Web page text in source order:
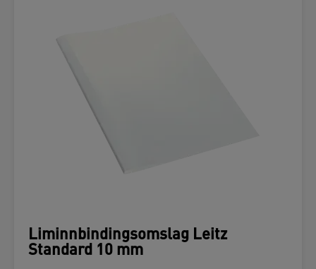
Liminnbindingsomslag Leitz
Standard 10 mm